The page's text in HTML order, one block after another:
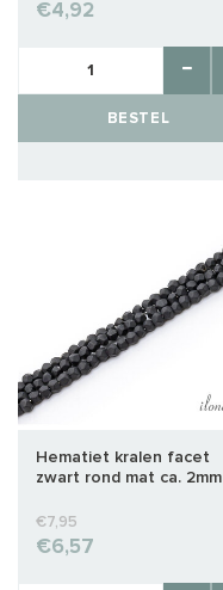
€4,92
BESTEL
Hematiet kralen facet
zwart rond mat ca. 2mm
€7,95
€6,57